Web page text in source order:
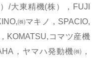
/大東精機(株），FUJI
㈱マキノ，SPACIO,
KOMATSU,コマツ産機
，ヤマハ発動機㈱，